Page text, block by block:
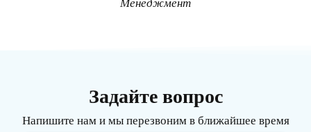
Менеджмент
Задайте вопрос
Напишите нам и мы перезвоним в ближайшее время